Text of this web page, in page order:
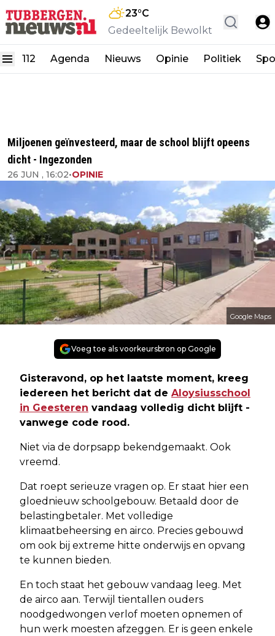
23°C
Gedeeltelijk Bewolkt
112 Agenda Nieuws Opinie Politiek
Miljoenen geïnvesteerd, maar de school blijft opeens
dicht - Ingezonden
26 JUN , 16:02•OPINIE
Google Maps
Voeg toe als voorkeursbron op Google
Gisteravond, op het laatste moment, kreeg
iedereen het bericht dat de Aloysiusschool
in Geesteren vandaag volledig dicht blijft -
vanwege code rood.
Niet via de dorpsapp bekendgemaakt. Ook
vreemd.
Dat roept serieuze vragen op. Er staat hier een
gloednieuw schoolgebouw. Betaald door de
belastingbetaler. Met volledige
klimaatbeheersing en airco. Precies gebouwd
om ook bij extreme hitte onderwijs en opvang
te kunnen bieden.
En toch staat het gebouw vandaag leeg. Met
de airco aan. Terwijl tientallen ouders
noodgedwongen verlof moeten opnemen of
hun werk moesten afzeggen. Er is geen enkele